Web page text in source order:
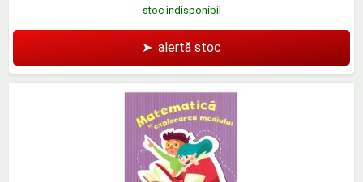
stoc indisponibil
➤ alertă stoc